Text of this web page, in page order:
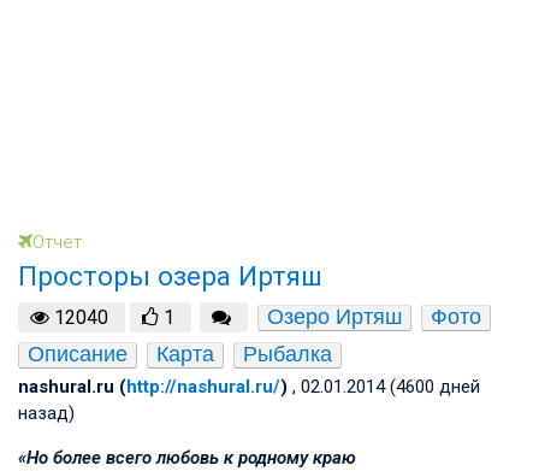
Отчет
Просторы озера Иртяш
12040 1 Озеро Иртяш
Фото
Описание
Карта Рыбалка
nashural.ru (http://nashural.ru/) , 02.01.2014 (4600 дней
назад)
«Но более всего любовь к родному краю